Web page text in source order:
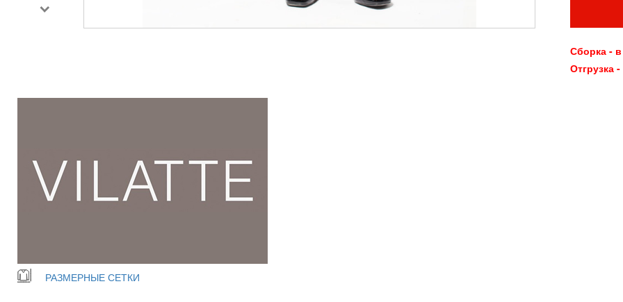
Сборка -
Отгрузка
РАЗМЕРНЫЕ СЕТКИ